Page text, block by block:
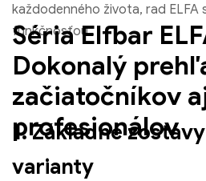
každodenného života, rad ELFA
funkčnosťou..
Séria Elfbar
Dokonalý
začiatočníkov
profesionálov
1. Základné
varianty